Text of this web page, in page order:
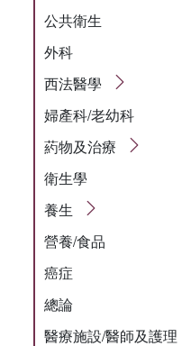
公共衛生
外科
西法醫學
婦產科/老幼科
葯物及治療
衛生學
養生
營養/食品
癌症
總論
醫療施設/醫師及護理